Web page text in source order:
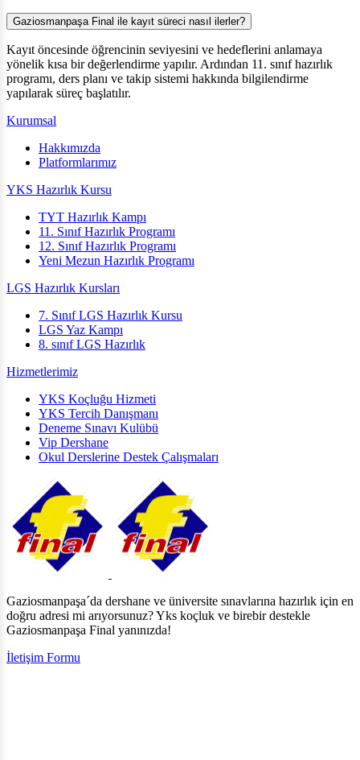
Gaziosmanpaşa Final ile kayıt süreci nasıl ilerler?
Kayıt öncesinde öğrencinin seviyesini ve hedeflerini anlamaya
yönelik kısa bir değerlendirme yapılır. Ardından 11. sınıf hazırlık
programı, ders planı ve takip sistemi hakkında bilgilendirme
yapılarak süreç başlatılır.
Kurumsal
Hakkımızda
Platformlarımız
YKS Hazırlık Kursu
TYT Hazırlık Kampı
11. Sınıf Hazırlık Programı
12. Sınıf Hazırlık Programı
Yeni Mezun Hazırlık Programı
LGS Hazırlık Kursları
7. Sınıf LGS Hazırlık Kursu
LGS Yaz Kampı
8. sınıf LGS Hazırlık
Hizmetlerimiz
YKS Koçluğu Hizmeti
YKS Tercih Danışmanı
Deneme Sınavı Kulübü
Vip Dershane
Okul Derslerine Destek Çalışmaları
Gaziosmanpaşa´da dershane ve üniversite sınavlarına hazırlık için en
doğru adresi mi arıyorsunuz? Yks koçluk ve birebir destekle
Gaziosmanpaşa Final yanınızda!
İletişim Formu